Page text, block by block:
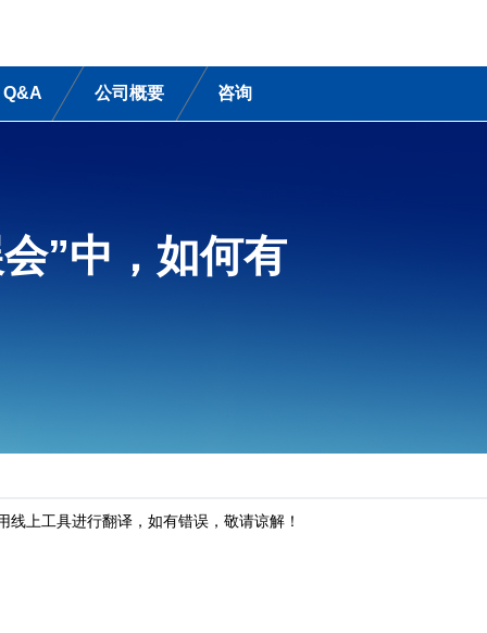
Q&A 公司概要 咨询
”中，如何有
线上工具进行翻译，如有错误，敬请谅解！